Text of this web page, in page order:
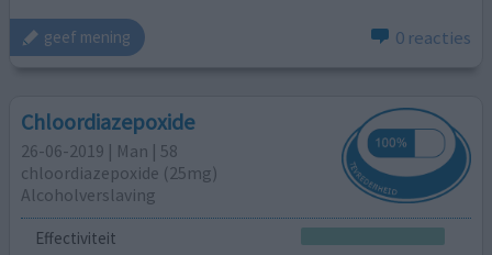
geef mening 0 reacties
Chloordiazepoxide
26-06-2019 | Man | 58
chloordiazepoxide (25mg)
Alcoholverslaving
Effectiviteit